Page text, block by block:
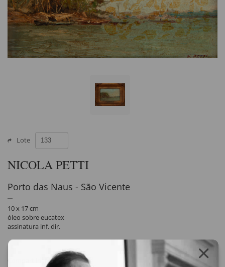
Lote
NICOLA PETTI
Porto das Naus - São Vicente
10 x 17 cm
óleo sobre eucatex
assinatura inf. dir.